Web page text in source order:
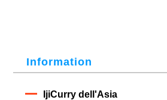
Information
IjiCurry dell'Asia